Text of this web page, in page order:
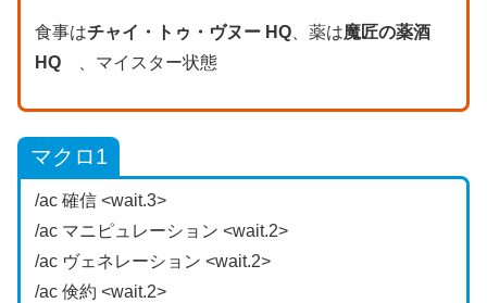
食事はチャイ・トゥ・ヴヌー HQ、薬は魔匠の薬酒
HQ、マイスター状態
マクロ1
/ac 確信 <wait.3>
/ac マニピュレーション <wait.2>
/ac ヴェネレーション <wait.2>
/ac 倹約 <wait.2>